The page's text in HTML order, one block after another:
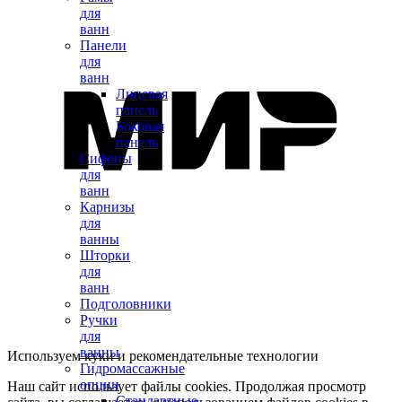
для
ванн
Панели
для
ванн
Лицевая
панель
Боковая
панель
Сифоны
для
ванн
Карнизы
для
ванны
Шторки
для
ванн
Подголовники
Ручки
для
ванны
Гидромассажные
опции
Используем куки и рекомендательные технологии
Наш сайт использует файлы cookies. Продолжая просмотр